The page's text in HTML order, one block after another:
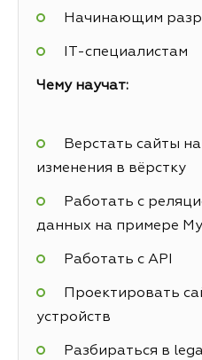
Начинающим
IT-специалистам
Чему научат:
Верстать сайты
изменения в вёрстку
Работать с
данных на примере
Работать с API
Проектировать
устройств
Разбираться в